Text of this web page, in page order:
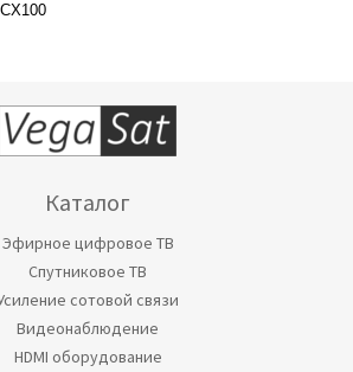
Каталог
Эфирное цифровое ТВ
Спутниковое ТВ
сотовой связи
Видеонаблюдение
HDMI оборудование